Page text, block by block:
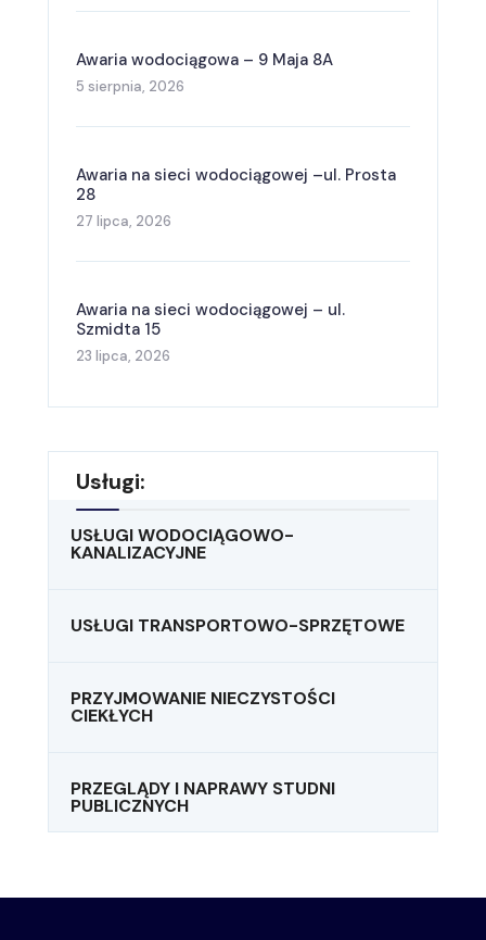
Awaria wodociągowa – 9 Maja 8A
5 sierpnia, 2026
Awaria na sieci wodociągowej –ul. Prosta
28
27 lipca, 2026
Awaria na sieci wodociągowej – ul.
Szmidta 15
23 lipca, 2026
Usługi:
USŁUGI WODOCIĄGOWO-
KANALIZACYJNE
USŁUGI TRANSPORTOWO-SPRZĘTOWE
PRZYJMOWANIE NIECZYSTOŚCI
CIEKŁYCH
PRZEGLĄDY I NAPRAWY STUDNI
PUBLICZNYCH